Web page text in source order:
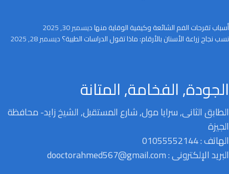
أسباب تقرحات الفم الشائعة وكيفية الوقاية منهاديسمبر 30, 2025
نسب نجاح زراعة الأسنان بالأرقام: ماذا تقول الدراسات الطبية؟ديسمبر 28, 2025
الجودة, الفخامة, المتانة
الطابق الثانى, سرايا مول, شارع المستقبل, الشيخ زايد- محافظة
الجيزة
الهاتف : 01055552144
البريد الإلكترونى : dooctorahmed567@gmail.com